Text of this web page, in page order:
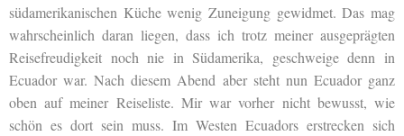
südamerikanischen Küche wenig Zuneigung gewidmet. Das mag
wahrscheinlich daran liegen, dass ich trotz meiner ausgeprägten
Reisefreudigkeit noch nie in Südamerika, geschweige denn in
Ecuador war. Nach diesem Abend aber steht nun Ecuador ganz
oben auf meiner Reiseliste. Mir war vorher nicht bewusst, wie
schön es dort sein muss. Im Westen Ecuadors erstrecken sich